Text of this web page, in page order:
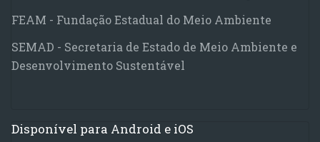
FEAM - Fundação Estadual do Meio Ambiente
SEMAD - Secretaria de Estado de Meio Ambiente e
Desenvolvimento Sustentável
Disponível para Android e iOS